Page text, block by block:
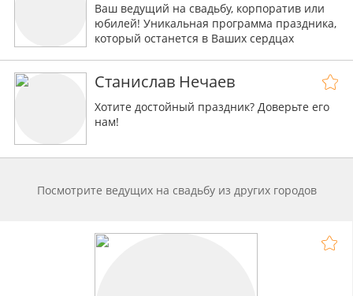
Ваш ведущий на свадьбу, корпоратив или
юбилей! Уникальная программа праздника,
который останется в Ваших сердцах
Станислав Нечаев
Хотите достойный праздник? Доверьте его
нам!
Посмотрите ведущих на свадьбу из других городов